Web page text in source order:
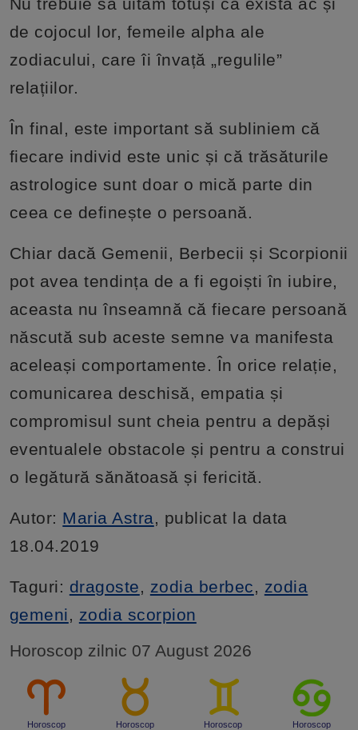
de cojocul lor, femeile alpha ale
zodiacului, care îi învață „regulile”
relațiilor.
În final, este important să subliniem că
fiecare individ este unic și că trăsăturile
astrologice sunt doar o mică parte din
ceea ce definește o persoană.
Chiar dacă Gemenii, Berbecii și Scorpionii
pot avea tendința de a fi egoiști în iubire,
aceasta nu înseamnă că fiecare persoană
născută sub aceste semne va manifesta
aceleași comportamente. În orice relație,
comunicarea deschisă, empatia și
compromisul sunt cheia pentru a depăși
eventualele obstacole și pentru a construi
o legătură sănătoasă și fericită.
Autor: Maria Astra, publicat la data
18.04.2019
Taguri: dragoste, zodia berbec, zodia
gemeni, zodia scorpion
Horoscop zilnic 07 August 2026
Horoscop
Horoscop
Horoscop
Horoscop